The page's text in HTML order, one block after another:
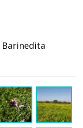
Barinedita